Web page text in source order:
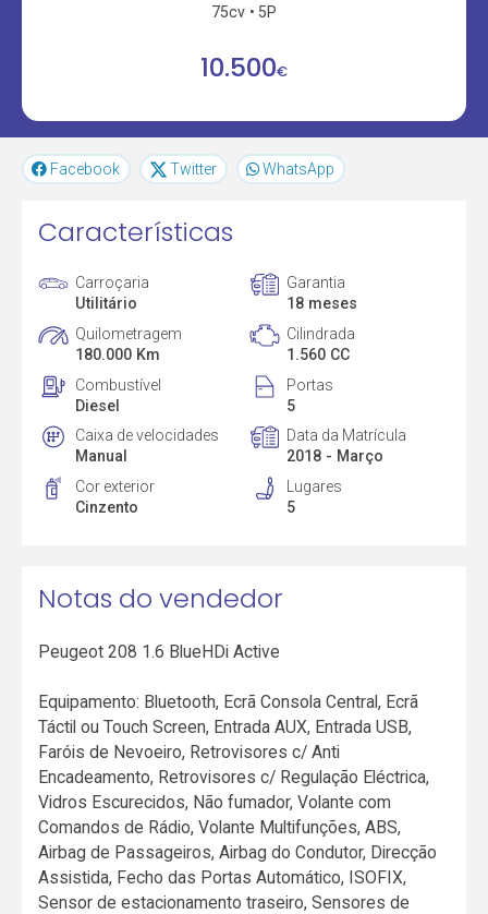
75cv
5P
10.500€
Facebook Twitter WhatsApp
Características
Carroçaria
Utilitário
Garantia
18 meses
Quilometragem
180.000 Km
Cilindrada
1.560 CC
Combustível
Diesel
Portas
5
Caixa de velocidades
Manual
Data da Matrícula
2018 - Março
Cor exterior
Cinzento
Lugares
5
Notas do vendedor
Peugeot 208 1.6 BlueHDi Active
Equipamento: Bluetooth, Ecrã Consola Central, Ecrã
Táctil ou Touch Screen, Entrada AUX, Entrada USB,
Faróis de Nevoeiro, Retrovisores c/ Anti
Encadeamento, Retrovisores c/ Regulação Eléctrica,
Vidros Escurecidos, Não fumador, Volante com
Comandos de Rádio, Volante Multifunções, ABS,
Airbag de Passageiros, Airbag do Condutor, Direcção
Assistida, Fecho das Portas Automático, ISOFIX,
Sensor de estacionamento traseiro, Sensores de